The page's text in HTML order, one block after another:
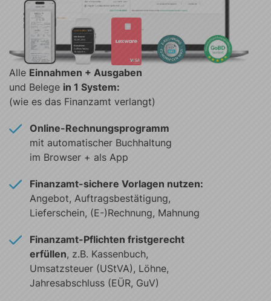
Alle Einnahmen + Ausgaben
und Belege in 1 System:
(wie es das Finanzamt verlangt)
Online-Rechnungsprogramm
mit automatischer Buchhaltung
im Browser + als App
Finanzamt-sichere Vorlagen nutzen:
Angebot, Auftragsbestätigung,
Lieferschein, (E-)Rechnung, Mahnung
Finanzamt-Pflichten fristgerecht
erfüllen, z.B. Kassenbuch,
Umsatzsteuer (UStVA), Löhne,
Jahresabschluss (EÜR, GuV)